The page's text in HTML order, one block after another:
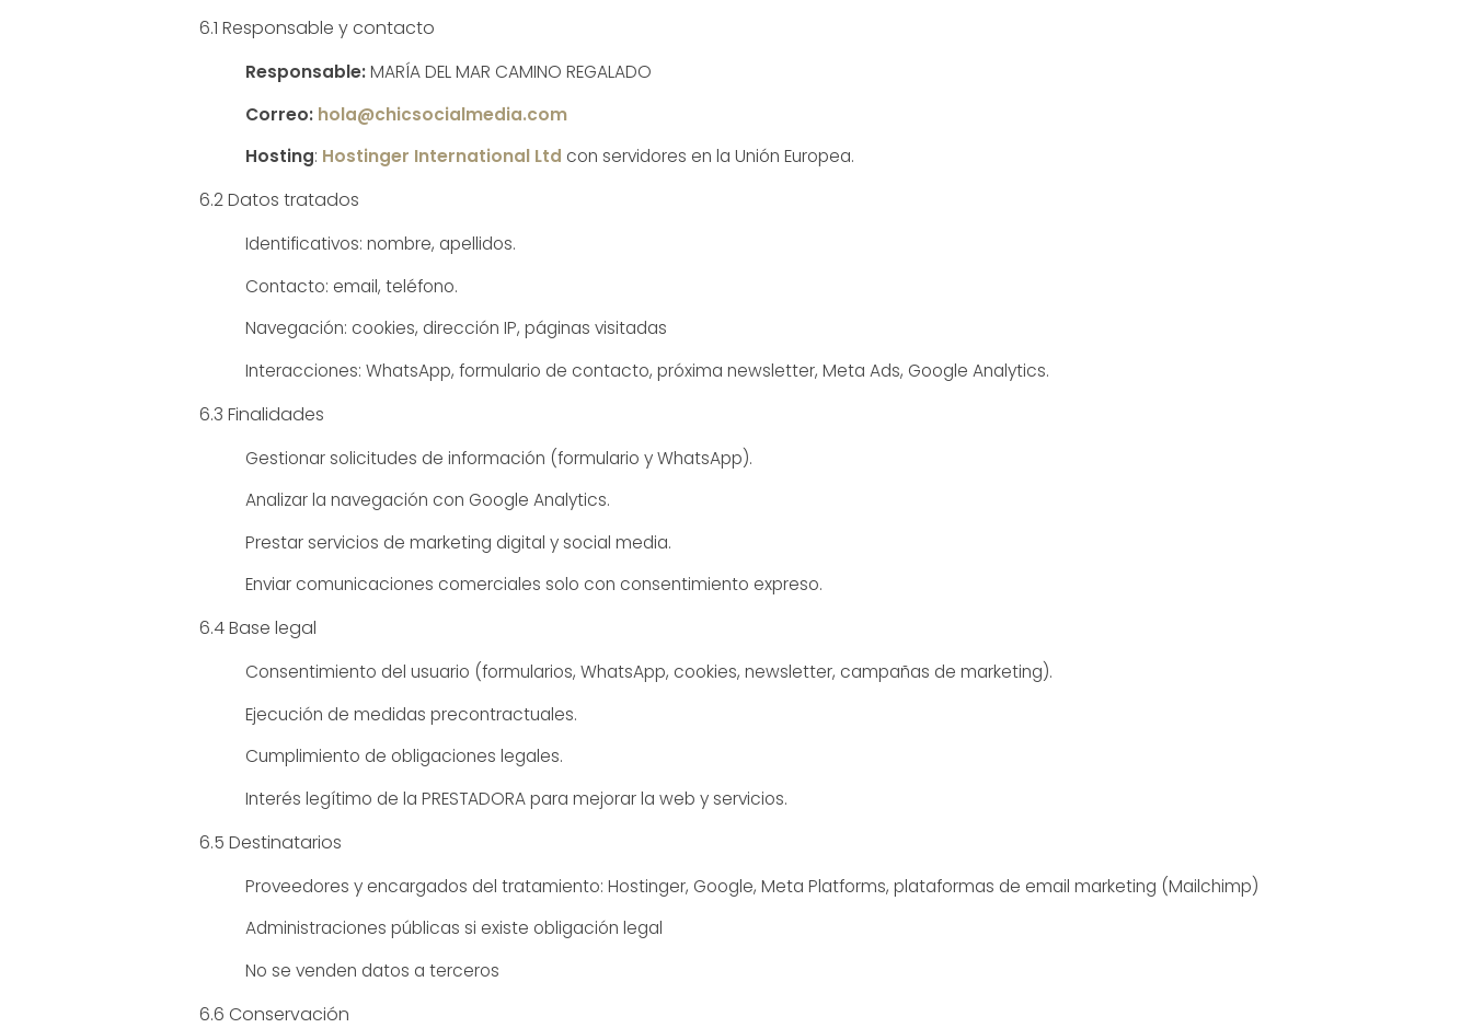
6.1 Responsable y contacto
Responsable:MARÍA DEL MAR CAMINO REGALADO
Correo: hola@chicsocialmedia.com
Hosting: Hostinger International Ltd con servidores en la Unión Europea.
6.2 Datos tratados
Identificativos: nombre, apellidos.
Contacto: email, teléfono.
Navegación: cookies, dirección IP, páginas visitadas
Interacciones: WhatsApp, formulario de contacto, próxima newsletter, Meta Ads, Google Analytics.
6.3 Finalidades
Gestionar solicitudes de información (formulario y WhatsApp).
Analizar la navegación con Google Analytics.
Prestar servicios de marketing digital y social media.
Enviar comunicaciones comerciales solo con consentimiento expreso.
6.4 Base legal
Consentimiento del usuario (formularios, WhatsApp, cookies, newsletter, campañas de marketing).
Ejecución de medidas precontractuales.
Cumplimiento de obligaciones legales.
Interés legítimo de la PRESTADORA para mejorar la web y servicios.
6.5 Destinatarios
Proveedores y encargados del tratamiento: Hostinger, Google, Meta Platforms, plataformas de email marketing (Mailchimp)
Administraciones públicas si existe obligación legal
No se venden datos a terceros
6.6 Conservación